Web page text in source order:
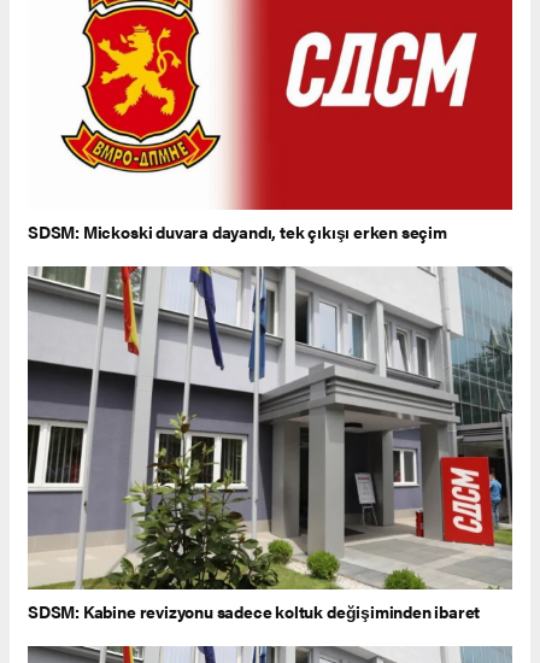
SDSM: Mickoski duvara dayandı, tek çıkışı erken seçim
SDSM: Kabine revizyonu sadece koltuk değişiminden ibaret